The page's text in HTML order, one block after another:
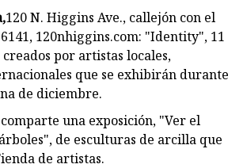
120 N. Higgins Ave., callejón con el
120nhiggins.com: "Identity", 11
por artistas locales,
que se exhibirán durante
de diciembre.
una exposición, "Ver el
de esculturas de arcilla que
de artistas.